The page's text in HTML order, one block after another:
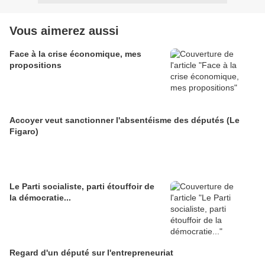
Vous aimerez aussi
Face à la crise économique, mes
propositions
Accoyer veut sanctionner l'absentéisme des députés (Le
Figaro)
Le Parti socialiste, parti étouffoir de
la démocratie...
Regard d'un député sur l'entrepreneuriat